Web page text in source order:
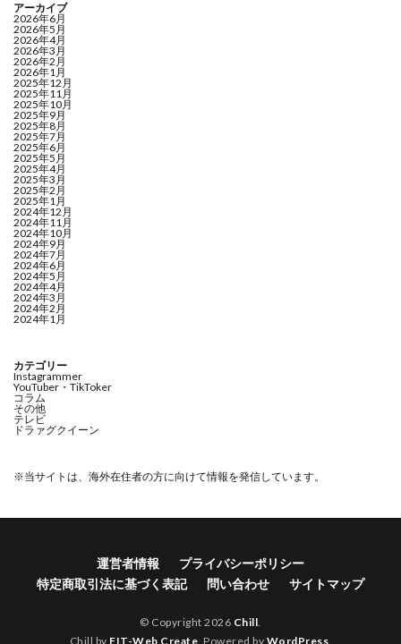
アーカイブ
2026年6月
2026年5月
2026年4月
2026年3月
2026年2月
2026年1月
2025年12月
2025年11月
2025年10月
2025年9月
2025年8月
2025年7月
2025年6月
2025年5月
2025年4月
2025年3月
2025年2月
2025年1月
2024年12月
2024年11月
2024年10月
2024年9月
2024年7月
2024年6月
2024年5月
2024年4月
2024年3月
2024年2月
2024年1月
カテゴリー
Instagrammer
YouTuber・TikToker
コラム
その他
テレビ
ドラァグクイーン
※当サイトは、海外在住者の方に向けて情報を発信しています。
運営者情報
プライバシーポリシー
特定商取引法に基づく表記
問い合わせ サイトマップ
© Copyright 2026 Chill.
Chill by FIT-Web Create . Powered by WordPress